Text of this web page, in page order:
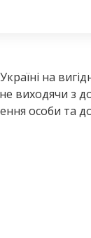
на
виходячи з
особи та